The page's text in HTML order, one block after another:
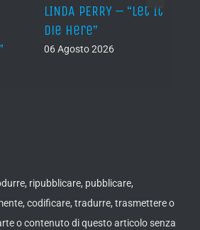
LINDA PERRY – “Let It
Die Here”
06 Agosto 2026
ripubblicare, pubblicare,
codificare, tradurre, trasmettere o
o contenuto di questo articolo senza